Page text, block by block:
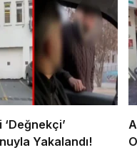
Yakalandı!